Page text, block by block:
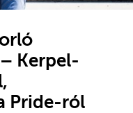
Kerpel-
Pride-ról